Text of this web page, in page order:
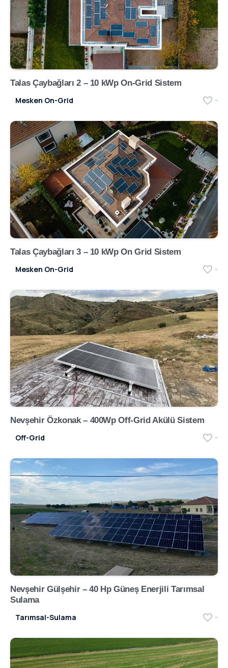
Talas Çaybağları 2 – 10 kWp On-Grid Sistem
Mesken On-Grid
-
Talas Çaybağları 3 – 10 kWp On Grid Sistem
Mesken On-Grid
-
Nevşehir Özkonak – 400Wp Off-Grid Akülü Sistem
Off-Grid
-
Nevşehir Gülşehir – 40 Hp Güneş Enerjili Tarımsal
Sulama
Tarımsal-Sulama
-